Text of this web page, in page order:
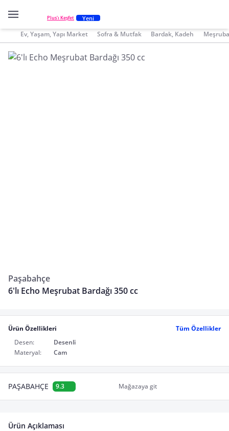
Plus'ı Keşfet Yeni
Ev, Yaşam, Yapı Market Sofra & Mutfak Bardak, Kadeh
Paşabahçe
6'lı Echo Meşrubat Bardağı 350 cc
Ürün Özellikleri
Tüm Özellikler
Desen:
Desenli
Materyal:
Cam
PAŞABAHÇE 9.3 Mağazaya git
Ürün Açıklaması